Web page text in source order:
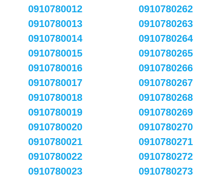
0910780012
0910780013
0910780014
0910780015
0910780016
0910780017
0910780018
0910780019
0910780020
0910780021
0910780022
0910780023
0910780262
0910780263
0910780264
0910780265
0910780266
0910780267
0910780268
0910780269
0910780270
0910780271
0910780272
0910780273